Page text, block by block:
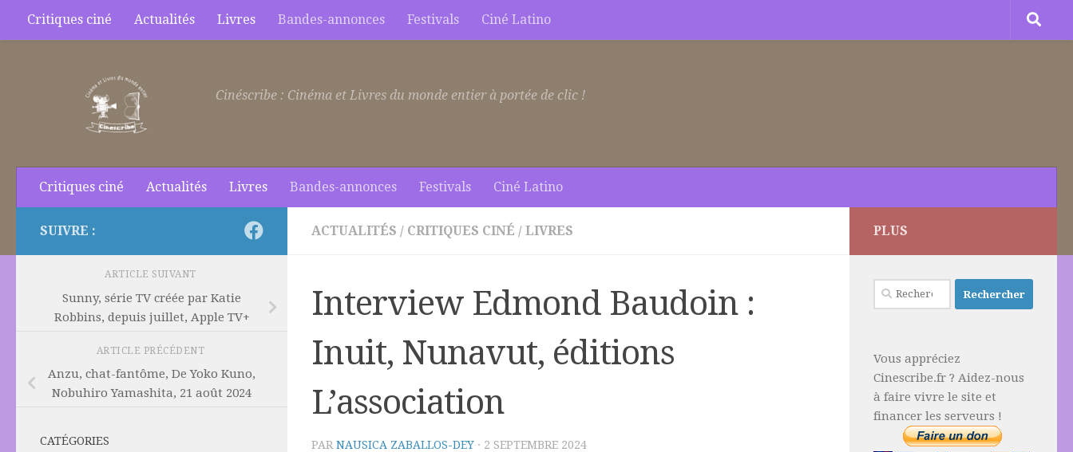
Skip to content
Critiques ciné Actualités Livres Bandes-annonces Festivals Ciné Latino
Cinéscribe : Cinéma et Livres du monde entier à portée de clic !
Critiques ciné Actualités Livres Bandes-annonces Festivals Ciné Latino
ACTUALITÉS / CRITIQUES CINÉ / LIVRES
Interview Edmond Baudoin :
Inuit, Nunavut, éditions
L’association
PAR NAUSICA ZABALLOS-DEY · 2 SEPTEMBRE 2024
SUIVRE :
ARTICLE SUIVANT
Sunny, série TV créée par Katie
Robbins, depuis juillet, Apple TV+
ARTICLE PRÉCÉDENT
Anzu, chat-fantôme, De Yoko Kuno,
Nobuhiro Yamashita, 21 août 2024
CATÉGORIES
PLUS
Rechercher :
Vous appréciez
Cinescribe.fr ? Aidez-nous
à faire vivre le site et
financer les serveurs !